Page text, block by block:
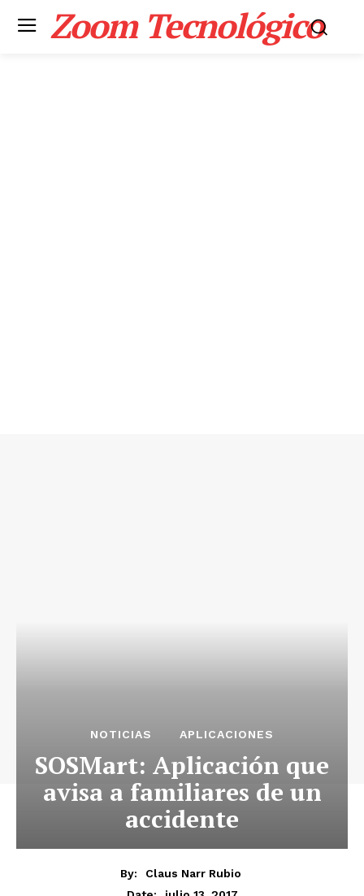
Zoom Tecnológico
NOTICIAS APLICACIONES
SOSMart: Aplicación que
avisa a familiares de un
accidente
By:
Claus Narr Rubio